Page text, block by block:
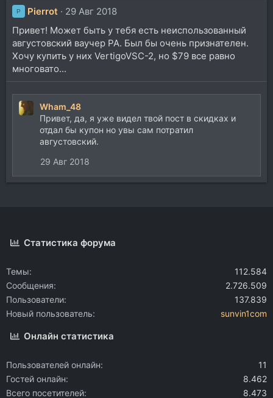
P Pierrot
29 Авг 2018
Привет! Может быть у тебя есть неиспользованный
августовский ваучер PA. Был бы очень признателен.
Хочу купить у них VertigoVSC-2, но $79 все равно
многовато...
Wham_48
Привет, да, я уже видел твой пост в скидках и
отдал бы купон но увы сам потратил
августовский.
29 Авг 2018
Статистика форума
Темы
112.584
Сообщения
2.726.509
Пользователи
137.839
Новый пользователь
sunvin1com
Онлайн статистика
Пользователей онлайн
11
Гостей онлайн
8.462
Всего посетителей
8.473